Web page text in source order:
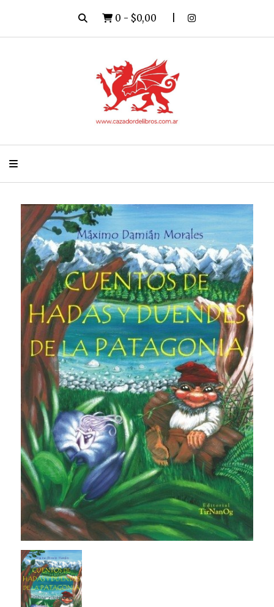
0 - $0,00